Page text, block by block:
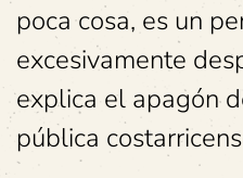
poca cosa, es un
excesivamente
explica el apagón
pública